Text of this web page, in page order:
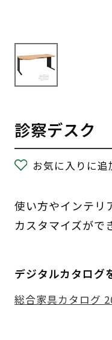
診察デスク
お気に入りに追
使い方やインテリ
カスタマイズがで
デジタルカタログ
総合家具カタログ